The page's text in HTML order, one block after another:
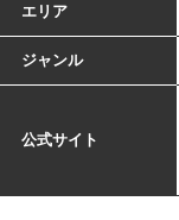
エリア
ジャンル
公式サイト